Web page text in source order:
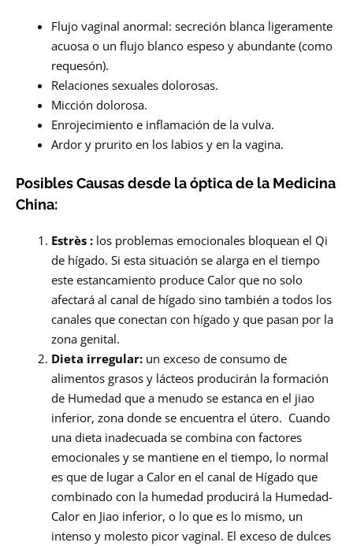
Flujo vaginal anormal: secreción blanca ligeramente
acuosa o un flujo blanco espeso y abundante (como
requesón).
Relaciones sexuales dolorosas.
Micción dolorosa.
Enrojecimiento e inflamación de la vulva.
Ardor y prurito en los labios y en la vagina.
Posibles Causas desde la óptica de la Medicina
China:
Estrès : los problemas emocionales bloquean el Qi
de hígado. Si esta situación se alarga en el tiempo
este estancamiento produce Calor que no solo
afectará al canal de hígado sino también a todos los
canales que conectan con hígado y que pasan por la
zona genital.
Dieta irregular: un exceso de consumo de
alimentos grasos y lácteos producirán la formación
de Humedad que a menudo se estanca en el jiao
inferior, zona donde se encuentra el útero. Cuando
una dieta inadecuada se combina con factores
emocionales y se mantiene en el tiempo, lo normal
es que de lugar a Calor en el canal de Hígado que
combinado con la humedad producirá la Humedad-
Calor en Jiao inferior, o lo que es lo mismo, un
intenso y molesto picor vaginal. El exceso de dulces